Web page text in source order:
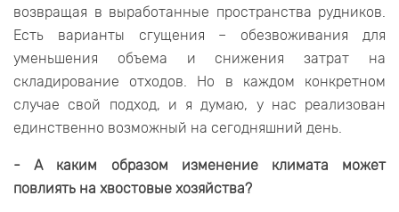
возвращая в выработанные пространства рудников.
Есть варианты сгущения – обезвоживания для
уменьшения объема и снижения затрат на
складирование отходов. Но в каждом конкретном
случае свой подход, и я думаю, у нас реализован
единственно возможный на сегодняшний день.
- А каким образом изменение климата может
повлиять на хвостовые хозяйства?